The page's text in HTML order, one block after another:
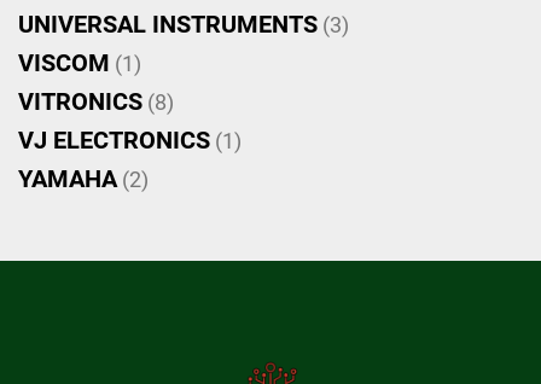
UNIVERSAL INSTRUMENTS (3)
VISCOM (1)
VITRONICS (8)
VJ ELECTRONICS (1)
YAMAHA(2)